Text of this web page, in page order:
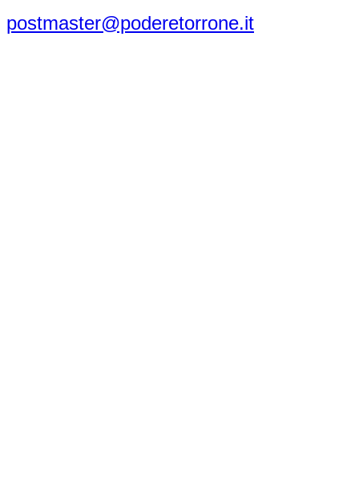
postmaster@poderetorrone.it